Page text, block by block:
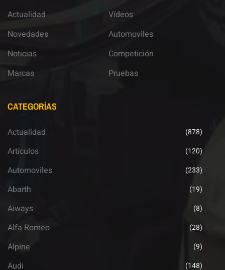
Actualidad
Novedades
Noticias
Marcas
Vídeos
Automoviles
Competición
Pruebas
CATEGORÍAS
Actualidad (878)
Artículos (120)
Automoviles (233)
Abarth (19)
Aiways (8)
Alfa Romeo (28)
Alpine (9)
Audi (148)